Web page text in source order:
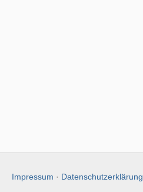
Impressum · Datenschutzerklärung